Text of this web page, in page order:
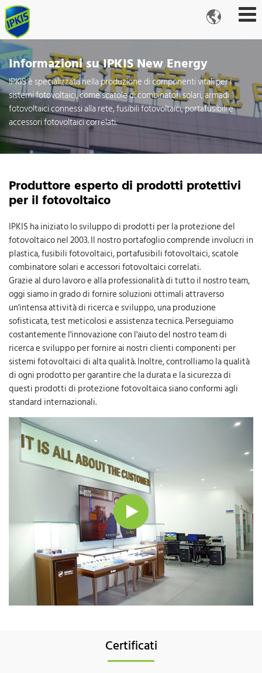

Informazioni su IPKIS New Energy
IPKIS è specializzata nella produzione di componenti vitali per i
sistemi fotovoltaici, come scatole di combinatori solari, armadi
fotovoltaici connessi alla rete, fusibili fotovoltaici, portafusibili e
accessori fotovoltaici correlati.
Produttore esperto di prodotti protettivi
per il fotovoltaico
IPKIS ha iniziato lo sviluppo di prodotti per la protezione del
fotovoltaico nel 2003. Il nostro portafoglio comprende involucri in
plastica, fusibili fotovoltaici, portafusibili fotovoltaici, scatole
combinatore solari e accessori fotovoltaici correlati.
Grazie al duro lavoro e alla professionalità di tutto il nostro team,
oggi siamo in grado di fornire soluzioni ottimali attraverso
un'intensa attività di ricerca e sviluppo, una produzione
sofisticata, test meticolosi e assistenza tecnica. Perseguiamo
costantemente l'innovazione con l'aiuto del nostro team di
ricerca e sviluppo per fornire ai nostri clienti componenti per
sistemi fotovoltaici di alta qualità. Inoltre, controlliamo la qualità
di ogni prodotto per garantire che la durata e la sicurezza di
questi prodotti di protezione fotovoltaica siano conformi agli
standard internazionali.
Certificati